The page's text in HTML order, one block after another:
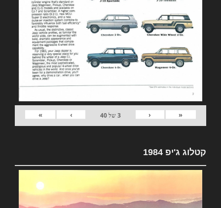
«
‹
3של40
›
»
קטלוג ג'יפ 1984